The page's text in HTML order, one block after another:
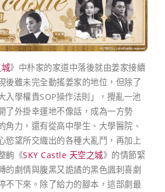
》中朴家的家道中落後就由姜家接續
後雖未完全動搖姜家的地位，但除了
入學權貴SOP操作法則」，攪亂一池
了外掛幸運地不像話，成為一方勢
角力，還有從高中學生、大學醫院、
慾望所交織出的各種大亂鬥，再加上
齣《SKY Castle 天空之城》的情節緊
的劇情與腹黑又詭譎的黑色諷刺喜劇
不下來。除了給力的腳本，這部劇最